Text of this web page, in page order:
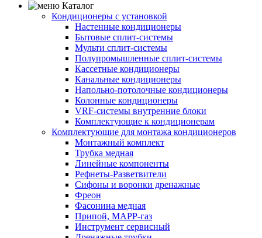
Каталог
Кондиционеры с установкой
Настенные кондиционеры
Бытовые сплит-системы
Мульти сплит-системы
Полупромышленные сплит-системы
Кассетные кондиционеры
Канальные кондиционеры
Напольно-потолочные кондиционеры
Колонные кондиционеры
VRF-системы внутренние блоки
Комплектующие к кондиционерам
Комплектующие для монтажа кондиционеров
Монтажный комплект
Трубка медная
Линейные компоненты
Рефнеты-Разветвители
Сифоны и воронки дренажные
Фреон
Фасонина медная
Припой, МАРР-газ
Инструмент сервисный